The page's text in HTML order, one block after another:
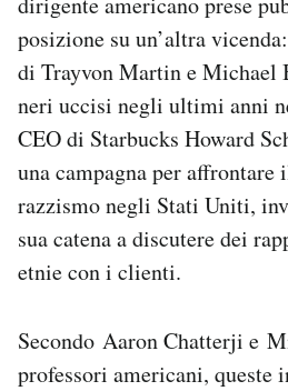
posizione su un’altra
di Trayvon Martin e Michael
neri uccisi negli ultimi anni
CEO di Starbucks Howard
una campagna per affrontare
razzismo negli Stati Uniti,
sua catena a discutere dei
etnie con i clienti.
Secondo Aaron Chatterji e
professori americani, queste